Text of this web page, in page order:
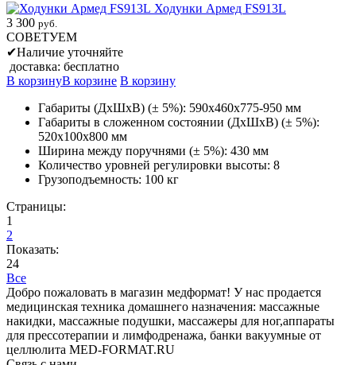
Ходунки Армед FS913L
3 300 руб.
СОВЕТУЕМ
✔Наличие уточняйте
доставка: бесплатно
В корзинуВ корзине В корзину
Габариты (ДхШхВ) (± 5%): 590х460х775-950 мм
Габариты в сложенном состоянии (ДхШхВ) (± 5%):
520х100х800 мм
Ширина между поручнями (± 5%): 430 мм
Количество уровней регулировки высоты: 8
Грузоподъемность: 100 кг
Страницы:
1
2
Показать:
24
Все
Добро пожаловать в магазин медформат! У нас продается
медицинская техника домашнего назначения: массажные
накидки, массажные подушки, массажеры для ног,аппараты
для прессотерапии и лимфодренажа, банки вакуумные от
целлюлита MED-FORMAT.RU